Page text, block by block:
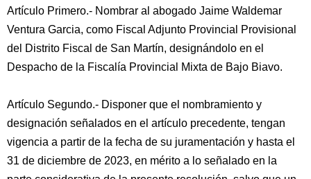
Artículo Primero.- Nombrar al abogado Jaime Waldemar
Ventura Garcia, como Fiscal Adjunto Provincial Provisional
del Distrito Fiscal de San Martín, designándolo en el
Despacho de la Fiscalía Provincial Mixta de Bajo Biavo.
Artículo Segundo.- Disponer que el nombramiento y
designación señalados en el artículo precedente, tengan
vigencia a partir de la fecha de su juramentación y hasta el
31 de diciembre de 2023, en mérito a lo señalado en la